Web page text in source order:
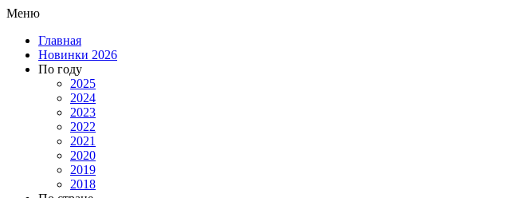
Меню
Главная
Новинки 2026
По году
2025
2024
2023
2022
2021
2020
2019
2018